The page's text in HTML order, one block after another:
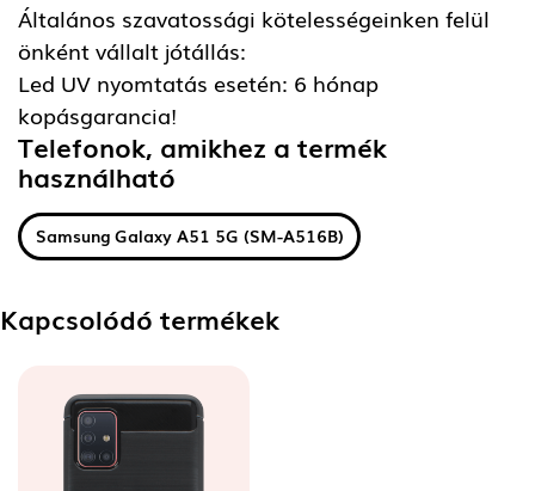
Általános szavatossági kötelességeinken felül
önként vállalt jótállás:
Led UV nyomtatás esetén: 6 hónap
kopásgarancia!
Telefonok, amikhez a termék
használható
Samsung Galaxy A51 5G (SM-A516B)
Kapcsolódó termékek